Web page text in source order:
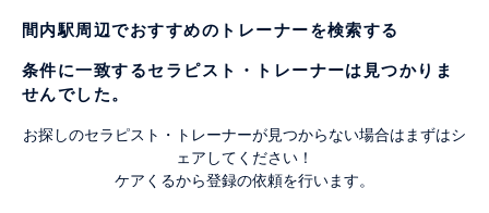
間内駅周辺でおすすめのトレーナーを検索する
条件に一致するセラピスト・トレーナーは見つかりま
せんでした。
お探しのセラピスト・トレーナーが見つからない場合はまずはシ
ェアしてください！
ケアくるから登録の依頼を行います。